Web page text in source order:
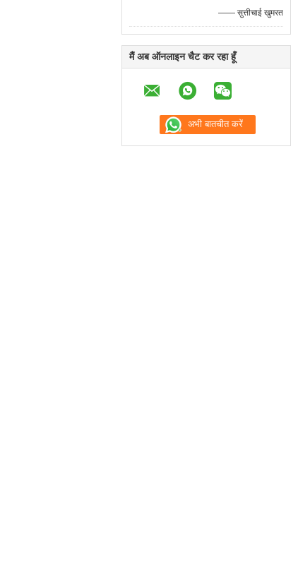
—— सुत्तीचाई खुमरत
मैं अब ऑनलाइन चैट कर रहा हूँ